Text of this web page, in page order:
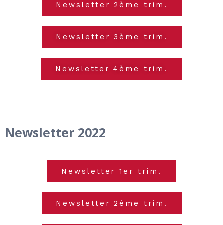
Newsletter 2ème trim.
Newsletter 3ème trim.
Newsletter 4ème trim.
Newsletter 2022
Newsletter 1er trim.
Newsletter 2ème trim.